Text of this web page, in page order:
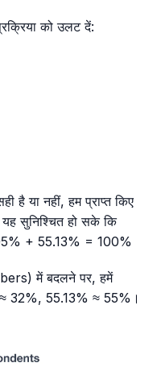
को उलट दें:
है या नहीं, हम प्राप्त किए
सुनिश्चित हो सके कि
+ 55.13% = 100%
में बदलने पर, हमें
32%, 55.13% ≈ 55%।